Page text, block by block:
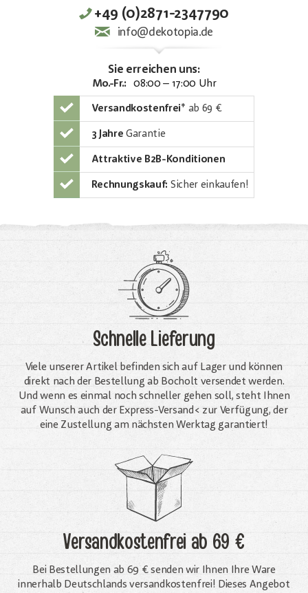
+49 (0)2871-2347790
info@dekotopia.de
Sie erreichen uns:
Mo.-Fr.: 08:00 – 17:00 Uhr
Versandkostenfrei* ab 69 €
3 Jahre Garantie
Attraktive B2B-Konditionen
Rechnungskauf: Sicher einkaufen!
Schnelle Lieferung
Viele unserer Artikel befinden sich auf Lager und können
direkt nach der Bestellung ab Bocholt versendet werden.
Und wenn es einmal noch schneller gehen soll, steht Ihnen
auf Wunsch auch der Express-Versand< zur Verfügung, der
eine Zustellung am nächsten Werktag garantiert!
Versandkostenfreiab 69 €
Bei Bestellungen ab 69 € senden wir Ihnen Ihre Ware
innerhalb Deutschlands versandkostenfrei! Dieses Angebot